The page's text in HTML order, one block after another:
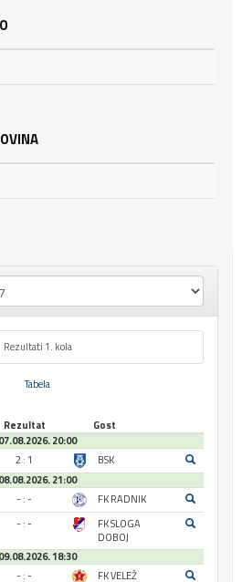
Rezultati 1. kola
Tabela
Rezultat
Gost
07.08.2026. 20:00
2 : 1
BSK
08.08.2026. 21:00
- : -
FK RADNIK
- : -
FK SLOGA
DOBOJ
09.08.2026. 18:30
- : -
FK VELEŽ